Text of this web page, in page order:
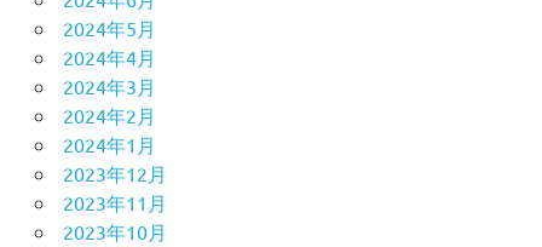
2024年5月
2024年4月
2024年3月
2024年2月
2024年1月
2023年12月
2023年11月
2023年10月